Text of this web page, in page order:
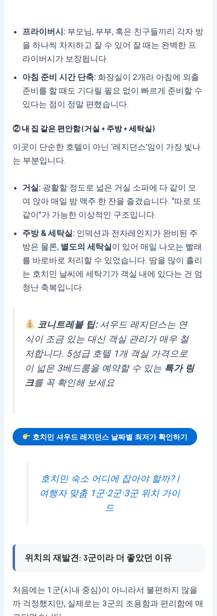
프라이버시: 부모님, 부부, 혹은 친구들끼리 각자 방
을 하나씩 차지하고 잘 수 있어 잘 때는 완벽한 프
라이버시가 보장됩니다.
아침 준비 시간 단축: 화장실이 2개라 아침에 외출
준비를 할 때도 기다릴 필요 없이 빠르게 준비할 수
있다는 점이 정말 편했습니다.
② 내 집 같은 편안함 (거실 + 주방 + 세탁실)
이곳이 단순한 호텔이 아닌 ‘레지던스’임이 가장 빛나
는 부분입니다.
거실: 광활할 정도로 넓은 거실 소파에 다 같이 모
여 앉아 매일 밤 맥주 한 잔을 즐겼습니다. “따로 또
같이”가 가능한 이상적인 구조입니다.
주방 & 세탁실: 인덕션과 전자레인지가 완비된 주
방은 물론, 별도의 세탁실이 있어 매일 나오는 빨래
를 바로바로 처리할 수 있었습니다. 땀을 많이 흘리
는 호치민 날씨에 세탁기가 객실 내에 있다는 건 엄
청난 축복입니다.
코니트레블 팁:셔우드 레지던스는 연
식이 조금 있는 대신 객실 관리가 매우 철
저합니다. 5성급 호텔 1개 객실 가격으로
이 넓은 3베드룸을 예약할 수 있는 특가 링
크를 꼭 확인해 보세요
호치민 셔우드 레지던스 날짜별 최저가 확인하기
호치민 숙소 어디에 잡아야 할까? |
여행자 맞춤 1군·2군·3군 위치 가이
드
위치의 재발견: 3군이라 더 좋았던 이유
처음에는 1군(시내 중심)이 아니라서 불편하지 않을
까 걱정했지만, 실제로는 3군의 조용함과 편리함에 매